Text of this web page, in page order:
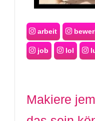
arbeit
job lol
Makiere